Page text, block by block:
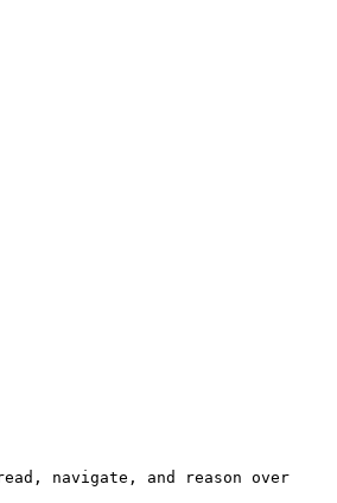
navigate, and reason over